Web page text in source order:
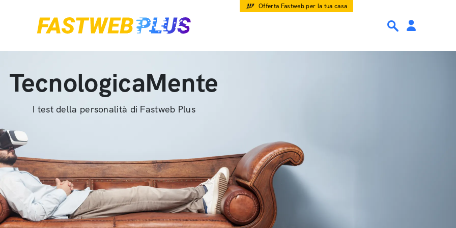
Offerta Fastweb per la tua casa
TecnologicaMente
I test della personalità di Fastweb Plus